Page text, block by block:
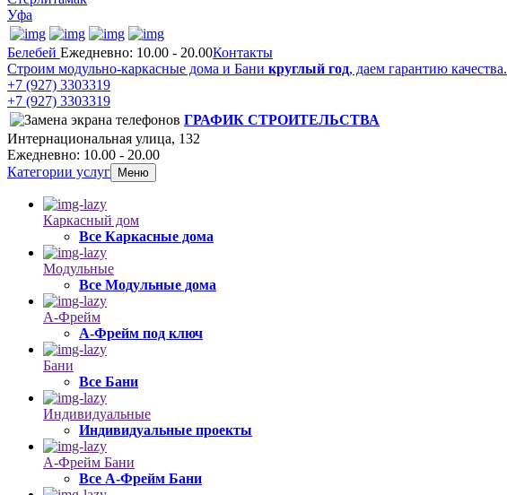
Уфа
Белебей Ежедневно: 10.00 - 20.00Контакты
Строим модульно-каркасные дома и Бани круглый год, даем гарантию качества.
+7 (927) 3303319
+7 (927) 3303319
ГРАФИК СТРОИТЕЛЬСТВА
Интернациональная улица, 132
Ежедневно: 10.00 - 20.00
Категории услуг
Меню
Каркасный дом
Все Каркасные дома
Модульные
Все Модульные дома
А-Фрейм
А-Фрейм под ключ
Бани
Все Бани
Индивидуальные
Индивидуальные проекты
А-Фрейм Бани
Все А-Фрейм Бани